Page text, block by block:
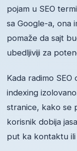
pojam u SEO
sa Google-a, ona
pomaže da sajt
ubedljiviji za
Kada radimo
indexing
stranice, kako se
korisnik dobija
put ka kontaktu ili